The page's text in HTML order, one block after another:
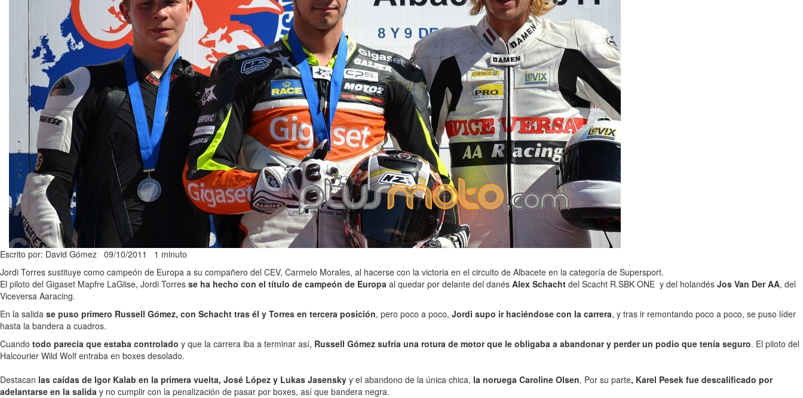
Escrito por: David Gómez 09/10/2011 1 minuto
Jordi Torres sustituye como campeón de Europa a su compañero del CEV, Carmelo Morales, al hacerse con la victoria en el circuito de Albacete en la categoría de Supersport.
El piloto del Gigaset Mapfre LaGlise, Jordi Torres se ha hecho con el título de campeón de Europa al quedar por delante del danés Alex Schacht del Scacht R.SBK ONE y del holandés Jos Van Der AA, del
Viceversa Aaracing.
En la salida se puso primero Russell Gómez, con Schacht tras él y Torres en tercera posición, pero poco a poco, Jordi supo ir haciéndose con la carrera, y tras ir remontando poco a poco, se puso líder
hasta la bandera a cuadros.
Cuando todo parecía que estaba controlado y que la carrera iba a terminar así, Russell Gómez sufría una rotura de motor que le obligaba a abandonar y perder un podio que tenía seguro. El piloto del
Halcourier Wild Wolf entraba en boxes desolado.
Destacan las caídas de Igor Kalab en la primera vuelta, José López y Lukas Jasensky y el abandono de la única chica, la noruega Caroline Olsen. Por su parte, Karel Pesek fue descalificado por
adelantarse en la salida y no cumplir con la penalización de pasar por boxes, así que bandera negra.